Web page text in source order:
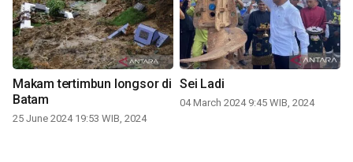
Makam tertimbun longsor di
Batam
25 June 2024 19:53 WIB, 2024
Sei Ladi
04 March 2024 9:45 WIB, 2024